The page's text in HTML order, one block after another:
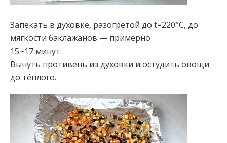
Запекать в духовке, разогретой до t=220°C, до
мягкости баклажанов — примерно
15~17 минут.
Вынуть противень из духовки и остудить овощи
до тёплого.